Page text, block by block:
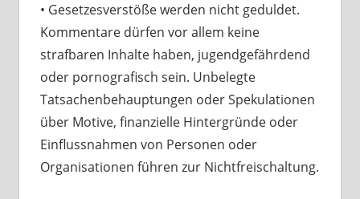
• Gesetzesverstöße werden nicht geduldet.
Kommentare dürfen vor allem keine
strafbaren Inhalte haben, jugendgefährdend
oder pornografisch sein. Unbelegte
Tatsachenbehauptungen oder Spekulationen
über Motive, finanzielle Hintergründe oder
Einflussnahmen von Personen oder
Organisationen führen zur Nichtfreischaltung.